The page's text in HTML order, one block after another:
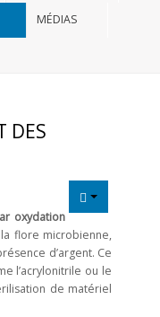
MÉDIAS
DES
oxydation
flore microbienne,
d’argent. Ce
l’acrylonitrile ou le
de matériel